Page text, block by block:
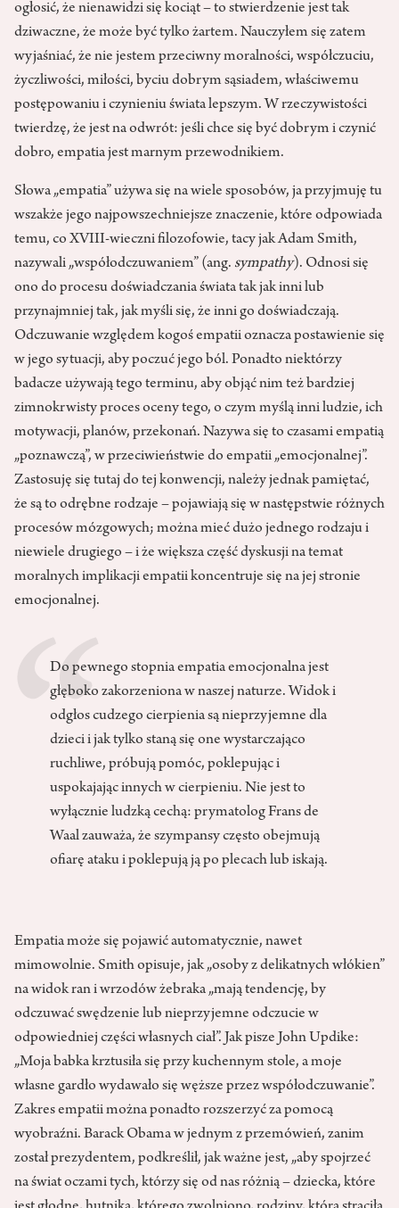
ogłosić, że nienawidzi się kociąt – to stwierdzenie jest tak
dziwaczne, że może być tylko żartem. Nauczyłem się zatem
wyjaśniać, że nie jestem przeciwny moralności, współczuciu,
życzliwości, miłości, byciu dobrym sąsiadem, właściwemu
postępowaniu i czynieniu świata lepszym. W rzeczywistości
twierdzę, że jest na odwrót: jeśli chce się być dobrym i czynić
dobro, empatia jest marnym przewodnikiem.
Słowa „empatia” używa się na wiele sposobów, ja przyjmuję tu
wszakże jego najpowszechniejsze znaczenie, które odpowiada
temu, co XVIII-wieczni filozofowie, tacy jak Adam Smith,
nazywali „współodczuwaniem” (ang. sympathy). Odnosi się
ono do procesu doświadczania świata tak jak inni lub
przynajmniej tak, jak myśli się, że inni go doświadczają.
Odczuwanie względem kogoś empatii oznacza postawienie się
w jego sytuacji, aby poczuć jego ból. Ponadto niektórzy
badacze używają tego terminu, aby objąć nim też bardziej
zimnokrwisty proces oceny tego, o czym myślą inni ludzie, ich
motywacji, planów, przekonań. Nazywa się to czasami empatią
„poznawczą”, w przeciwieństwie do empatii „emocjonalnej”.
Zastosuję się tutaj do tej konwencji, należy jednak pamiętać,
że są to odrębne rodzaje – pojawiają się w następstwie różnych
procesów mózgowych; można mieć dużo jednego rodzaju i
niewiele drugiego – i że większa część dyskusji na temat
moralnych implikacji empatii koncentruje się na jej stronie
emocjonalnej.
Do pewnego stopnia empatia emocjonalna jest
głęboko zakorzeniona w naszej naturze. Widok i
odgłos cudzego cierpienia są nieprzyjemne dla
dzieci i jak tylko staną się one wystarczająco
ruchliwe, próbują pomóc, poklepując i
uspokajając innych w cierpieniu. Nie jest to
wyłącznie ludzką cechą: prymatolog Frans de
Waal zauważa, że szympansy często obejmują
ofiarę ataku i poklepują ją po plecach lub iskają.
Empatia może się pojawić automatycznie, nawet
mimowolnie. Smith opisuje, jak „osoby z delikatnych włókien”
na widok ran i wrzodów żebraka „mają tendencję, by
odczuwać swędzenie lub nieprzyjemne odczucie w
odpowiedniej części własnych ciał”. Jak pisze John Updike:
„Moja babka krztusiła się przy kuchennym stole, a moje
własne gardło wydawało się węższe przez współodczuwanie”.
Zakres empatii można ponadto rozszerzyć za pomocą
wyobraźni. Barack Obama w jednym z przemówień, zanim
został prezydentem, podkreślił, jak ważne jest, „aby spojrzeć
na świat oczami tych, którzy się od nas różnią – dziecka, które